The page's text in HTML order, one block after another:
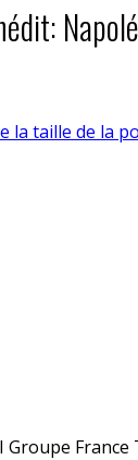
la taille de la
Groupe France